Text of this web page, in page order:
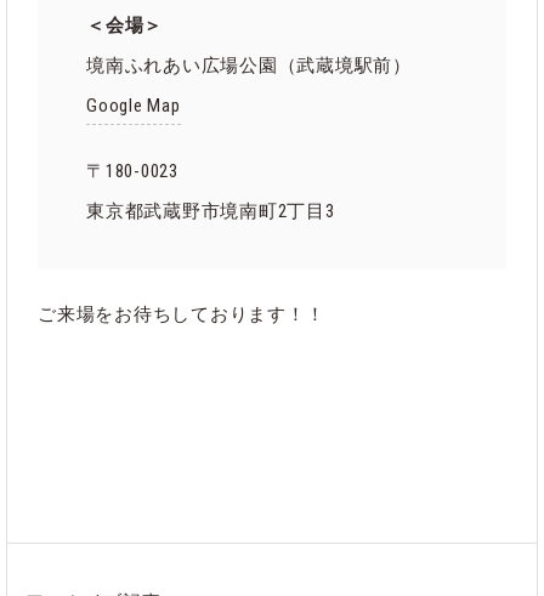
＜会場＞
境南ふれあい広場公園（武蔵境駅前）
Google Map
〒180-0023
東京都武蔵野市境南町2丁目3
ご来場をお待ちしております！！